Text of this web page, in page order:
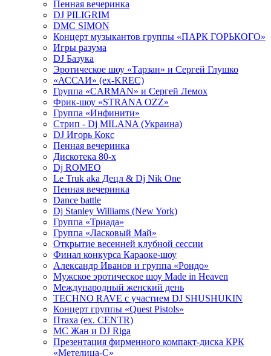
Пенная вечеринка
DJ PILIGRIM
DMC SIMON
Концерт музыкантов группы «ПАРК ГОРЬКОГО»
Игры разума
DJ Базука
Эротическое шоу «Тарзан» и Сергей Глушко
«АССАИ» (ex-KREC)
Группа «CARMAN» и Сергей Лемох
Фрик-шоу «STRANA OZZ»
Группа «Инфинити»
Стрип - Dj MILANA (Украина)
DJ Игорь Кокс
Пенная вечеринка
Дискотека 80-х
Dj ROMEO
Le Truk aka Децл & Dj Nik One
Пенная вечеринка
Dance battle
Dj Stanley Williams (New York)
Группа «Триада»
Группа «Ласковый Май»
Открытие весенней клубной сессии
Финал конкурса Караоке-шоу
Александр Иванов и группа «Рондо»
Мужское эротическое шоу Made in Heaven
Международный женский день
TECHNO RAVE с участием DJ SHUSHUKIN
Концерт группы «Quest Pistols»
Птаха (ex. CENTR)
МС Жан и DJ Riga
Презентация фирменного компакт-диска КРК
«Метелица-С»